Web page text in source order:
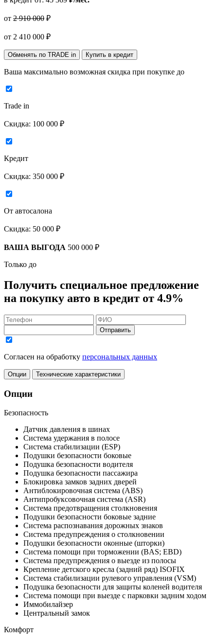
от 2 910 000 ₽
от 2 410 000 ₽
Обменять по TRADE in Купить в кредит
Ваша максимально возможная скидка при покупке до
Trade in
Скидка: 100 000 ₽
Кредит
Скидка: 350 000 ₽
От автосалона
Скидка: 50 000 ₽
ВАША ВЫГОДА 500 000 ₽
Только до
Получить специальное предложение
на покупку авто в кредит от 4.9%
Отправить
Согласен на обработку персональных данных
Опции Технические характеристики
Опции
Безопасность
Датчик давления в шинах
Система удержания в полосе
Система стабилизации (ESP)
Подушки безопасности боковые
Подушка безопасности водителя
Подушка безопасности пассажира
Блокировка замков задних дверей
Антиблокировочная система (ABS)
Антипробуксовочная система (ASR)
Система предотвращения столкновения
Подушки безопасности боковые задние
Система распознавания дорожных знаков
Система предупреждения о столкновении
Подушки безопасности оконные (шторки)
Система помощи при торможении (BAS; EBD)
Система предупреждения о выезде из полосы
Крепление детского кресла (задний ряд) ISOFIX
Система стабилизации рулевого управления (VSM)
Подушка безопасности для защиты коленей водителя
Система помощи при выезде с парковки задним ходом
Иммобилайзер
Центральный замок
Комфорт